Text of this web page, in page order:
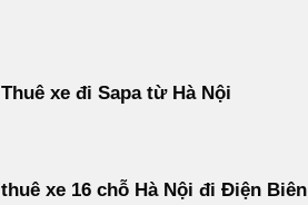
Thuê xe đi Sapa từ Hà Nội
thuê xe 16 chỗ Hà Nội đi Điện Biên